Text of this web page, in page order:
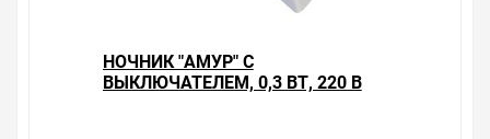
НОЧНИК "АМУР" С
ВЫКЛЮЧАТЕЛЕМ, 0,3 ВТ, 220 В